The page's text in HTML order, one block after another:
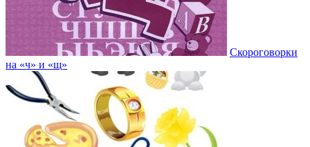
Скороговорки
на «ч» и «щ»